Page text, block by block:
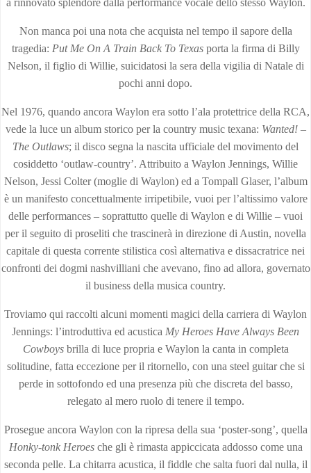
a rinnovato splendore dalla performance vocale dello stesso Waylon.
Non manca poi una nota che acquista nel tempo il sapore della
tragedia: Put Me On A Train Back To Texasporta la firma di Billy
Nelson, il figlio di Willie, suicidatosi la sera della vigilia di Natale di
pochi anni dopo.
Nel 1976, quando ancora Waylon era sotto l’ala protettrice della RCA,
vede la luce un album storico per la country music texana: Wanted! –
The Outlaws; il disco segna la nascita ufficiale del movimento del
cosiddetto ‘outlaw-country’. Attribuito a Waylon Jennings, Willie
Nelson, Jessi Colter (moglie di Waylon) ed a Tompall Glaser, l’album
è un manifesto concettualmente irripetibile, vuoi per l’altissimo valore
delle performances – soprattutto quelle di Waylon e di Willie – vuoi
per il seguito di proseliti che trascinerà in direzione di Austin, novella
capitale di questa corrente stilistica così alternativa e dissacratrice nei
confronti dei dogmi nashvilliani che avevano, fino ad allora, governato
il business della musica country.
Troviamo qui raccolti alcuni momenti magici della carriera di Waylon
Jennings: l’introduttiva ed acustica My Heroes Have Always Been
Cowboysbrilla di luce propria e Waylon la canta in completa
solitudine, fatta eccezione per il ritornello, con una steel guitar che si
perde in sottofondo ed una presenza più che discreta del basso,
relegato al mero ruolo di tenere il tempo.
Prosegue ancora Waylon con la ripresa della sua ‘poster-song’, quella
Honky-tonk Heroesche gli è rimasta appiccicata addosso come una
seconda pelle. La chitarra acustica, il fiddle che salta fuori dal nulla, il